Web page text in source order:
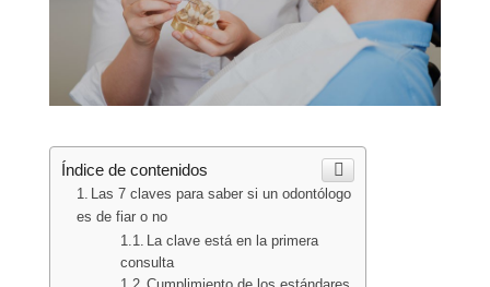
Índice de contenidos
Las 7 claves para saber si un odontólogo
es de fiar o no
La clave está en la primera
consulta